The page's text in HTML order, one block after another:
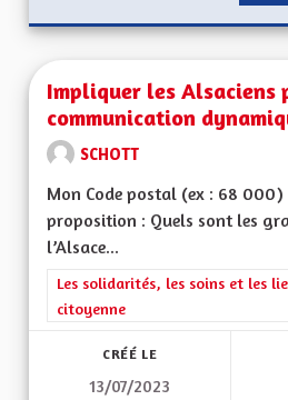
Impliquer les Alsaciens
communication
SCHOTT
Mon Code postal (ex : 68 000)
proposition : Quels sont les
l’Alsace...
Filtrer les résultats de la
Les solidarités, les soins et les
citoyenne
CRÉÉ LE
13/07/2023